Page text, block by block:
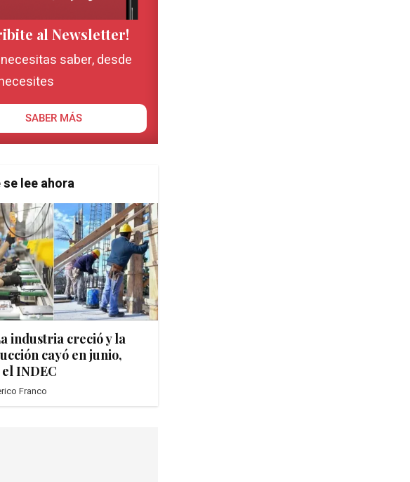
al Newsletter!
saber, desde
SABER MÁS
se lee ahora
industria creció y la
cayó en junio,
INDEC
Franco